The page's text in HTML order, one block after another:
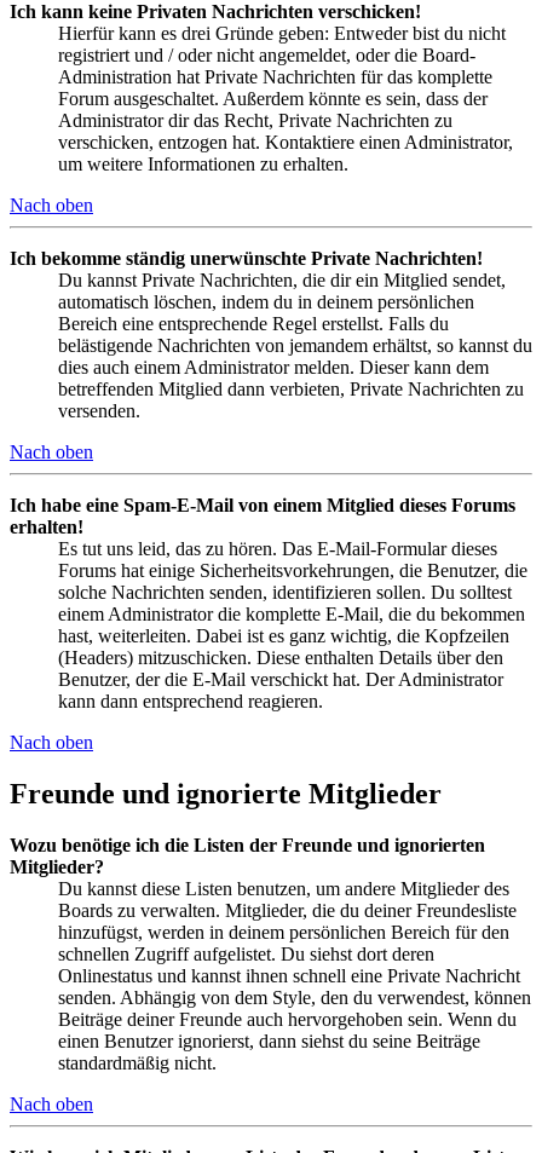
Ich kann keine Privaten Nachrichten verschicken!
Hierfür kann es drei Gründe geben: Entweder bist du nicht
registriert und / oder nicht angemeldet, oder die Board-
Administration hat Private Nachrichten für das komplette
Forum ausgeschaltet. Außerdem könnte es sein, dass der
Administrator dir das Recht, Private Nachrichten zu
verschicken, entzogen hat. Kontaktiere einen Administrator,
um weitere Informationen zu erhalten.
Nach oben
Ich bekomme ständig unerwünschte Private Nachrichten!
Du kannst Private Nachrichten, die dir ein Mitglied sendet,
automatisch löschen, indem du in deinem persönlichen
Bereich eine entsprechende Regel erstellst. Falls du
belästigende Nachrichten von jemandem erhältst, so kannst du
dies auch einem Administrator melden. Dieser kann dem
betreffenden Mitglied dann verbieten, Private Nachrichten zu
versenden.
Nach oben
Ich habe eine Spam-E-Mail von einem Mitglied dieses Forums
erhalten!
Es tut uns leid, das zu hören. Das E-Mail-Formular dieses
Forums hat einige Sicherheitsvorkehrungen, die Benutzer, die
solche Nachrichten senden, identifizieren sollen. Du solltest
einem Administrator die komplette E-Mail, die du bekommen
hast, weiterleiten. Dabei ist es ganz wichtig, die Kopfzeilen
(Headers) mitzuschicken. Diese enthalten Details über den
Benutzer, der die E-Mail verschickt hat. Der Administrator
kann dann entsprechend reagieren.
Nach oben
Freunde und ignorierte Mitglieder
Wozu benötige ich die Listen der Freunde und ignorierten
Mitglieder?
Du kannst diese Listen benutzen, um andere Mitglieder des
Boards zu verwalten. Mitglieder, die du deiner Freundesliste
hinzufügst, werden in deinem persönlichen Bereich für den
schnellen Zugriff aufgelistet. Du siehst dort deren
Onlinestatus und kannst ihnen schnell eine Private Nachricht
senden. Abhängig von dem Style, den du verwendest, können
Beiträge deiner Freunde auch hervorgehoben sein. Wenn du
einen Benutzer ignorierst, dann siehst du seine Beiträge
standardmäßig nicht.
Nach oben